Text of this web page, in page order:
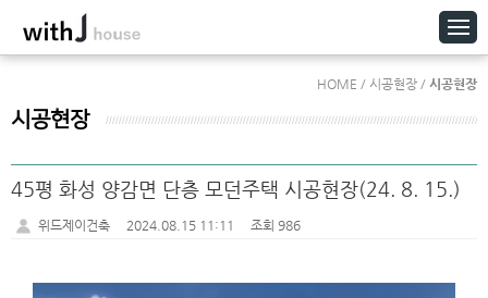
HOME / 시공현장 / 시공현장
시공현장
45평 화성 양감면 단층 모던주택 시공현장(24. 8. 15.)
위드제이건축 2024.08.15 11:11 조회 986